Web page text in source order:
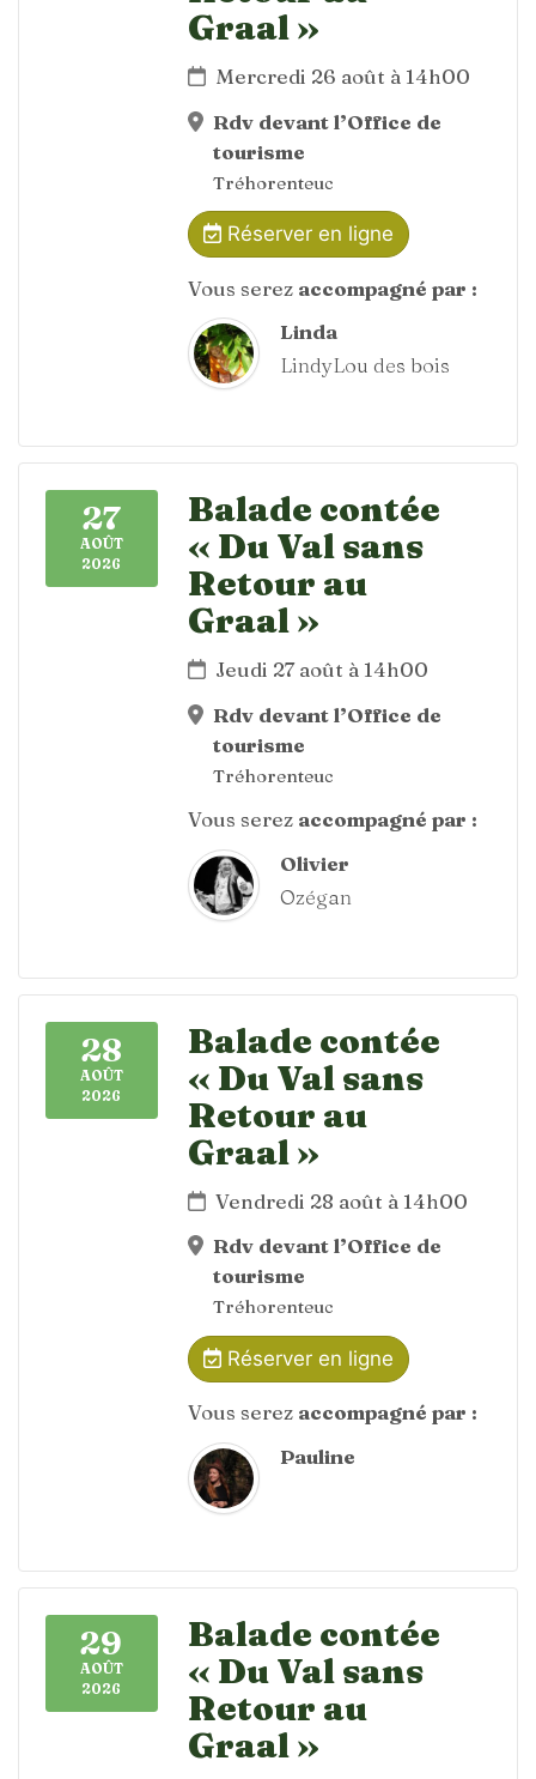
Graal »
Mercredi 26 août à 14h00
Rdv devant l’Office de
tourisme
Tréhorenteuc
Réserver en ligne
Vous serez accompagné par :
Linda
LindyLou des bois
27
AOÛT
2026
Balade contée
« Du Val sans
Retour au
Graal »
Jeudi 27 août à 14h00
Rdv devant l’Office de
tourisme
Tréhorenteuc
Vous serez accompagné par :
Olivier
Ozégan
28
AOÛT
2026
Balade contée
« Du Val sans
Retour au
Graal »
Vendredi 28 août à 14h00
Rdv devant l’Office de
tourisme
Tréhorenteuc
Réserver en ligne
Vous serez accompagné par :
Pauline
29
AOÛT
2026
Balade contée
« Du Val sans
Retour au
Graal »